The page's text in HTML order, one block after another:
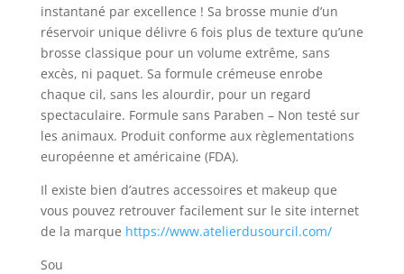
instantané par excellence ! Sa brosse munie d’un
réservoir unique délivre 6 fois plus de texture qu’une
brosse classique pour un volume extrême, sans
excès, ni paquet. Sa formule crémeuse enrobe
chaque cil, sans les alourdir, pour un regard
spectaculaire. Formule sans Paraben – Non testé sur
les animaux. Produit conforme aux règlementations
européenne et américaine (FDA).
Il existe bien d’autres accessoires et makeup que
vous pouvez retrouver facilement sur le site internet
de la marque https://www.atelierdusourcil.com/
Sou